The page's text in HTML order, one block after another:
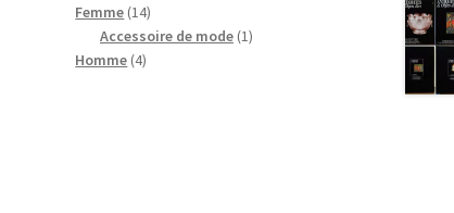
produits
Femme 1414
produits
Accessoire de mode 11
Homme 44